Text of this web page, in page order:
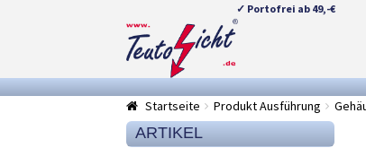
✓ Portofrei ab 49,-€
Zur
Navigation
springen
Springe
zum
Startseite
Produkt Ausführung
ARTIKEL